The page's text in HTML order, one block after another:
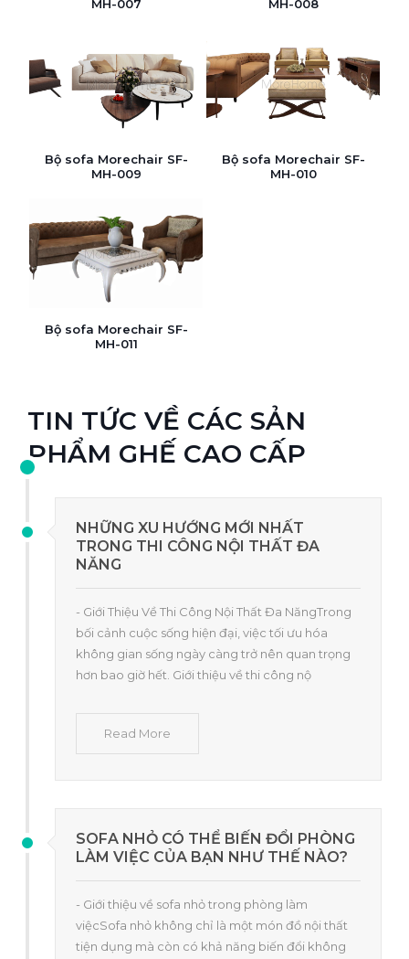
MH-007 MH-008
Bộ sofa Morechair SF-
MH-009
Bộ sofa Morechair SF-
MH-010
Bộ sofa Morechair SF-
MH-011
TIN TỨC VỀ CÁC SẢN
PHẨM GHẾ CAO CẤP
NHỮNG XU HƯỚNG MỚI NHẤT
TRONG THI CÔNG NỘI THẤT ĐA
NĂNG
- Giới Thiệu Về Thi Công Nội Thất Đa NăngTrong
bối cảnh cuộc sống hiện đại, việc tối ưu hóa
không gian sống ngày càng trở nên quan trọng
hơn bao giờ hết. Giới thiệu về thi công nộ
Read More
SOFA NHỎ CÓ THỂ BIẾN ĐỔI PHÒNG
LÀM VIỆC CỦA BẠN NHƯ THẾ NÀO?
- Giới thiệu về sofa nhỏ trong phòng làm
việcSofa nhỏ không chỉ là một món đồ nội thất
tiện dụng mà còn có khả năng biến đổi không